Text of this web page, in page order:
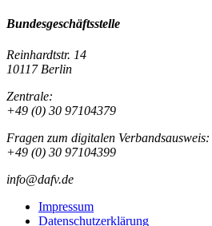
Bundesgeschäftsstelle
Reinhardtstr. 14
10117 Berlin
Zentrale:
+49 (0) 30 97104379
Fragen zum digitalen Verbandsausweis:
+49 (0) 30 97104399
info@dafv.de
Impressum
Datenschutzerklärung